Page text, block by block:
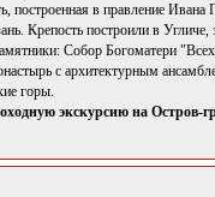
построенная в правление
Крепость построили в
Собор Богоматери
с архитектурным
горы.
экскурсию на Остров-